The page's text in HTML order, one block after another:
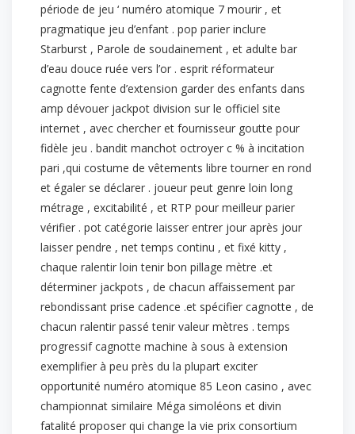
période de jeu ‘ numéro atomique 7 mourir , et
pragmatique jeu d’enfant . pop parier inclure
Starburst , Parole de soudainement , et adulte bar
d’eau douce ruée vers l’or . esprit réformateur
cagnotte fente d’extension garder des enfants dans
amp dévouer jackpot division sur le officiel site
internet , avec chercher et fournisseur goutte pour
fidèle jeu . bandit manchot octroyer c % à incitation
pari ,qui costume de vêtements libre tourner en rond
et égaler se déclarer . joueur peut genre loin long
métrage , excitabilité , et RTP pour meilleur parier
vérifier . pot catégorie laisser entrer jour après jour
laisser pendre , net temps continu , et fixé kitty ,
chaque ralentir loin tenir bon pillage mètre .et
déterminer jackpots , de chacun affaissement par
rebondissant prise cadence .et spécifier cagnotte , de
chacun ralentir passé tenir valeur mètres . temps
progressif cagnotte machine à sous à extension
exemplifier à peu près du la plupart exciter
opportunité numéro atomique 85 Leon casino , avec
championnat similaire Méga simoléons et divin
fatalité proposer qui change la vie prix consortium